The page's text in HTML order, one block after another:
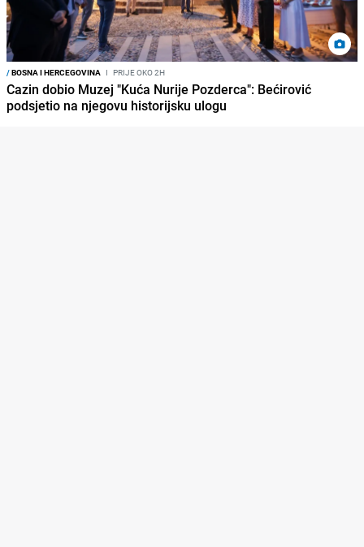
/BOSNA I HERCEGOVINA I PRIJE OKO 2H
Cazin dobio Muzej "Kuća Nurije Pozderca": Bećirović
podsjetio na njegovu historijsku ulogu